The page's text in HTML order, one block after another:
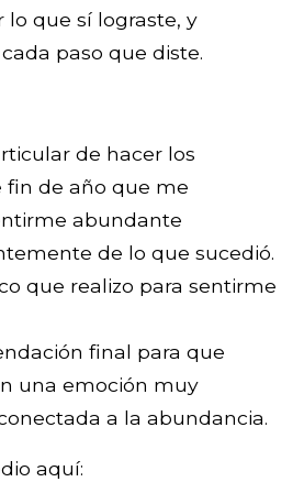
lo que sí lograste, y
paso que diste.
de hacer los
fin de año que me
abundante
de lo que sucedió.
que realizo para sentirme
final para que
una emoción muy
a la abundancia.
aquí: